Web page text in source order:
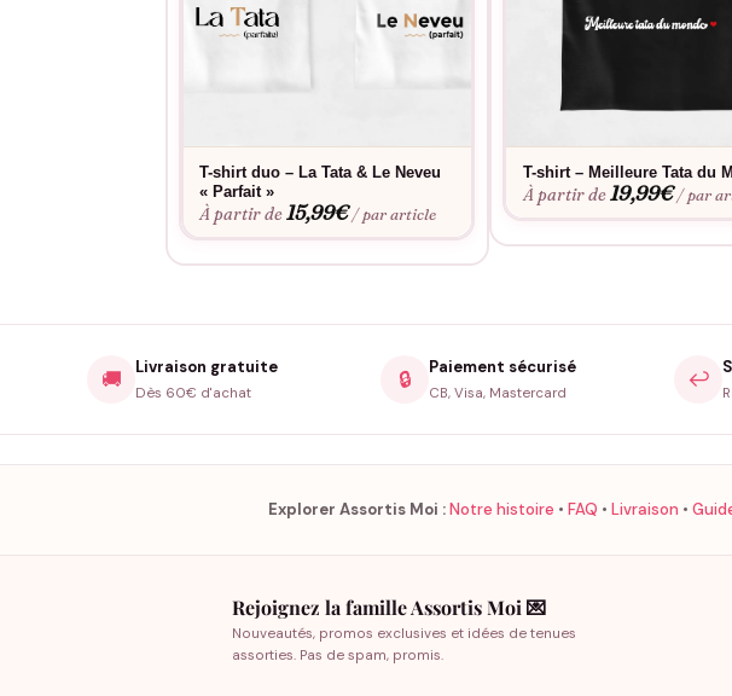
T-shirt duo – La Tata & Le Neveu
« Parfait »
À partir de15,99€ / par article
T-shirt – Meilleure Tata du
À partir de19,99€ / par
🚚 Livraison gratuite
Dès 60€ d'achat
🔒 Paiement sécurisé
CB, Visa, Mastercard
↩️
Explorer Assortis Moi :Notre histoire • FAQ • Livraison •
Rejoignez la famille Assortis Moi 💌
Nouveautés, promos exclusives et idées de tenues
assorties. Pas de spam, promis.